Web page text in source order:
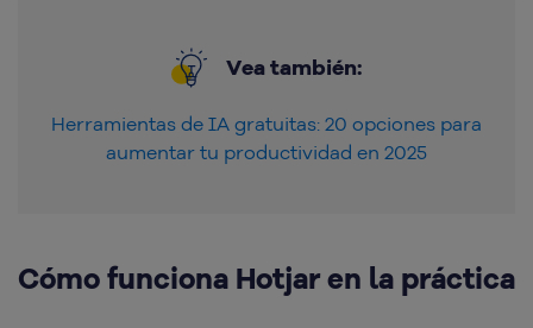
Vea también:
Herramientas de IA gratuitas: 20 opciones para
aumentar tu productividad en 2025
Cómo funciona Hotjar en la práctica